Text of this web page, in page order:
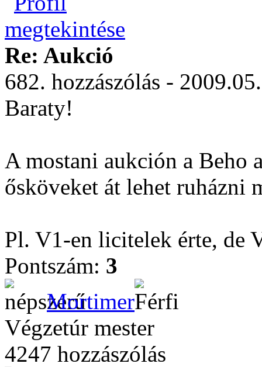
Re: Aukció
682. hozzászólás -
Baraty!
A mostani aukción a Beho
ősköveket át lehet ruházni
Pl. V1-en licitelek érte, de
Pontszám: 3
Mortimer
Végzetúr mester
4247 hozzászólás